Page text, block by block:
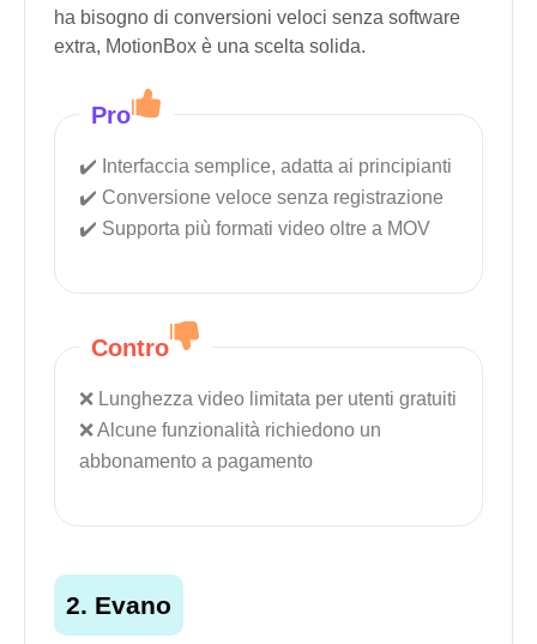
ha bisogno di conversioni veloci senza software
extra, MotionBox è una scelta solida.
Pro
Interfaccia semplice, adatta ai principianti
Conversione veloce senza registrazione
Supporta più formati video oltre a MOV
Contro
Lunghezza video limitata per utenti gratuiti
Alcune funzionalità richiedono un
abbonamento a pagamento
2. Evano